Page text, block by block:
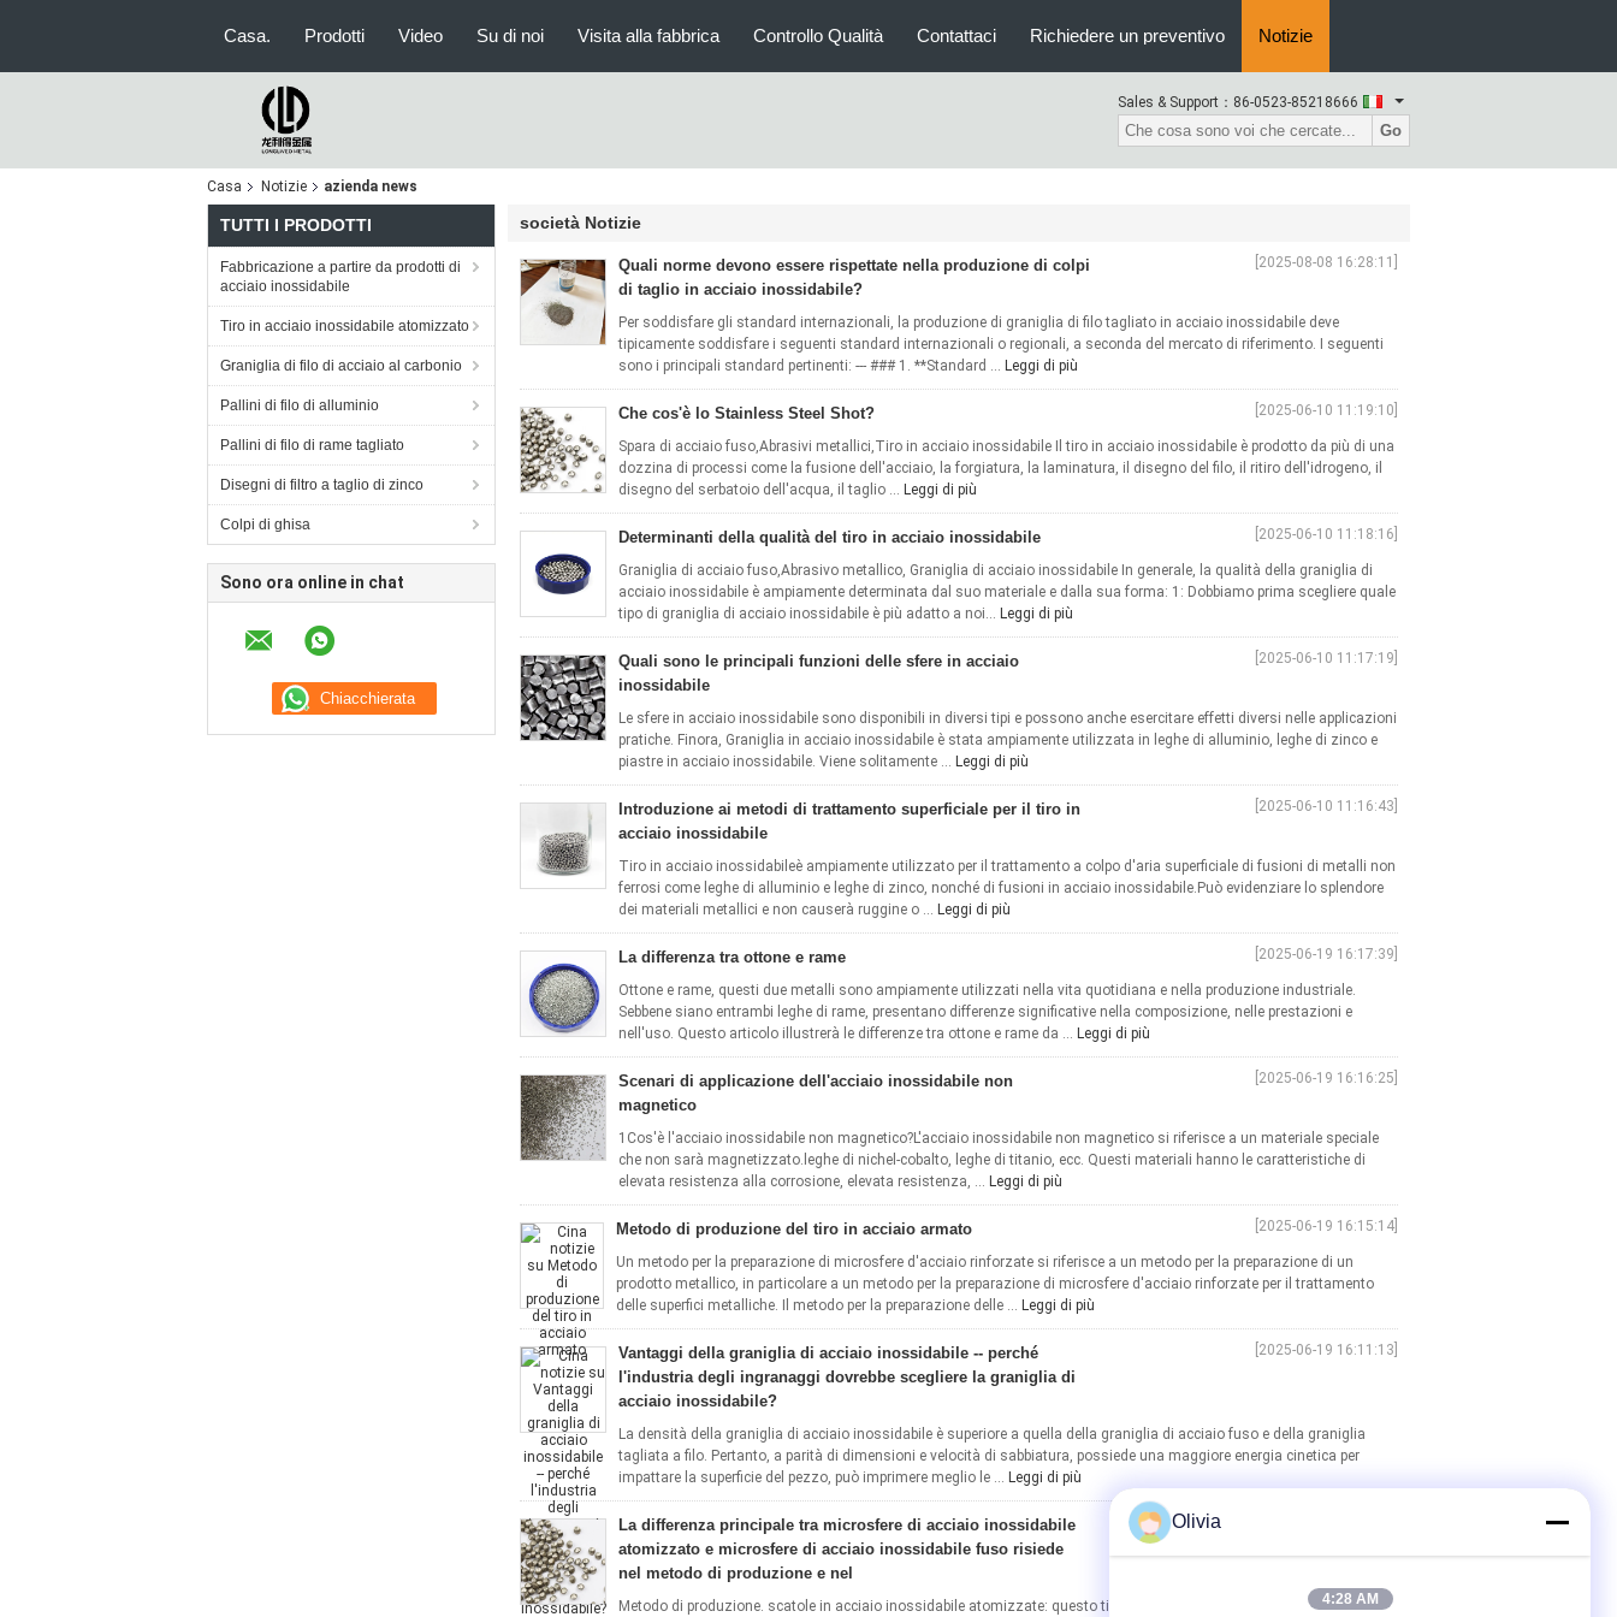
Casa. Prodotti Video Su di noi Visita alla fabbrica Controllo Qualità Contattaci Richiedere un preventivo Notizie
Sales & Support： 86-0523-85218666
Go
Casa Notizie azienda news
TUTTI I PRODOTTI
Fabbricazione a partire da prodotti di
acciaio inossidabile
Tiro in acciaio inossidabile atomizzato
Graniglia di filo di acciaio al carbonio
Pallini di filo di alluminio
Pallini di filo di rame tagliato
Disegni di filtro a taglio di zinco
Colpi di ghisa
Sono ora online in chat
società Notizie
Quali norme devono essere rispettate nella produzione di colpi
di taglio in acciaio inossidabile?
[2025-08-08 16:28:11]
Per soddisfare gli standard internazionali, la produzione di graniglia di filo tagliato in acciaio inossidabile deve
tipicamente soddisfare i seguenti standard internazionali o regionali, a seconda del mercato di riferimento. I seguenti
sono i principali standard pertinenti: --- ### 1. **Standard ... Leggi di più
Che cos'è lo Stainless Steel Shot? [2025-06-10 11:19:10]
Spara di acciaio fuso,Abrasivi metallici,Tiro in acciaio inossidabile Il tiro in acciaio inossidabile è prodotto da più di una
dozzina di processi come la fusione dell'acciaio, la forgiatura, la laminatura, il disegno del filo, il ritiro dell'idrogeno, il
disegno del serbatoio dell'acqua, il taglio ... Leggi di più
Determinanti della qualità del tiro in acciaio inossidabile [2025-06-10 11:18:16]
Graniglia di acciaio fuso,Abrasivo metallico, Graniglia di acciaio inossidabile In generale, la qualità della graniglia di
acciaio inossidabile è ampiamente determinata dal suo materiale e dalla sua forma: 1: Dobbiamo prima scegliere quale
tipo di graniglia di acciaio inossidabile è più adatto a noi... Leggi di più
Quali sono le principali funzioni delle sfere in acciaio
inossidabile
[2025-06-10 11:17:19]
Le sfere in acciaio inossidabile sono disponibili in diversi tipi e possono anche esercitare effetti diversi nelle applicazioni
pratiche. Finora, Graniglia in acciaio inossidabile è stata ampiamente utilizzata in leghe di alluminio, leghe di zinco e
piastre in acciaio inossidabile. Viene solitamente ... Leggi di più
Introduzione ai metodi di trattamento superficiale per il tiro in
acciaio inossidabile
[2025-06-10 11:16:43]
Tiro in acciaio inossidabileè ampiamente utilizzato per il trattamento a colpo d'aria superficiale di fusioni di metalli non
ferrosi come leghe di alluminio e leghe di zinco, nonché di fusioni in acciaio inossidabile.Può evidenziare lo splendore
dei materiali metallici e non causerà ruggine o ... Leggi di più
La differenza tra ottone e rame [2025-06-19 16:17:39]
Ottone e rame, questi due metalli sono ampiamente utilizzati nella vita quotidiana e nella produzione industriale.
Sebbene siano entrambi leghe di rame, presentano differenze significative nella composizione, nelle prestazioni e
nell'uso. Questo articolo illustrerà le differenze tra ottone e rame da ... Leggi di più
Scenari di applicazione dell'acciaio inossidabile non
magnetico
[2025-06-19 16:16:25]
1Cos'è l'acciaio inossidabile non magnetico?L'acciaio inossidabile non magnetico si riferisce a un materiale speciale
che non sarà magnetizzato.leghe di nichel-cobalto, leghe di titanio, ecc. Questi materiali hanno le caratteristiche di
elevata resistenza alla corrosione, elevata resistenza, ... Leggi di più
Metodo di produzione del tiro in acciaio armato [2025-06-19 16:15:14]
Un metodo per la preparazione di microsfere d'acciaio rinforzate si riferisce a un metodo per la preparazione di un
prodotto metallico, in particolare a un metodo per la preparazione di microsfere d'acciaio rinforzate per il trattamento
delle superfici metalliche. Il metodo per la preparazione delle ... Leggi di più
Vantaggi della graniglia di acciaio inossidabile -- perché
l'industria degli ingranaggi dovrebbe scegliere la graniglia di
acciaio inossidabile?
[2025-06-19 16:11:13]
La densità della graniglia di acciaio inossidabile è superiore a quella della graniglia di acciaio fuso e della graniglia
tagliata a filo. Pertanto, a parità di dimensioni e velocità di sabbiatura, possiede una maggiore energia cinetica per
impattare la superficie del pezzo, può imprimere meglio le ... Leggi di più
‌La differenza principale tra microsfere di acciaio inossidabile
atomizzato e microsfere di acciaio inossidabile fuso risiede
nel metodo di produzione e nel
Metodo di produzione. scatole in acciaio inossidabile atomizzate: questo tipo di scatole viene ottenuto mediante
Olivia
4:28 AM